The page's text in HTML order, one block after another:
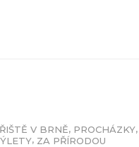
V BRNĚ, PROCHÁZKY,
, ZA PŘÍRODOU